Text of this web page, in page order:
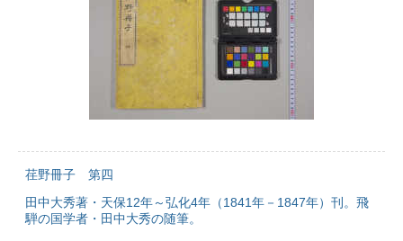
荏野冊子 第四
田中大秀著・天保12年～弘化4年（1841年－1847年）刊。飛
騨の国学者・田中大秀の随筆。